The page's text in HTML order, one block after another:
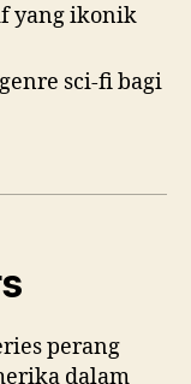
yang ikonik
sci-fi bagi
perang
dalam